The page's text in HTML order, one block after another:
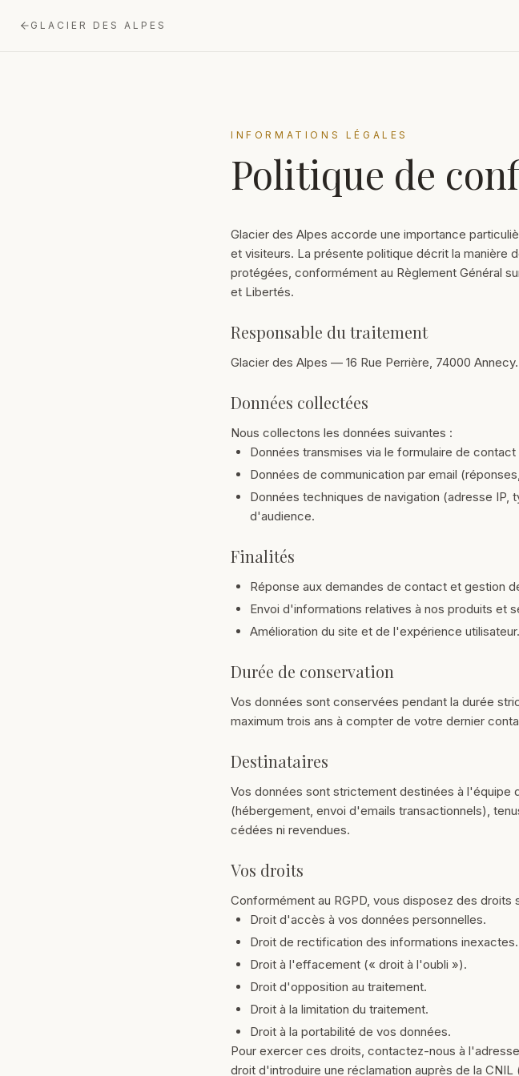
GLACIER DES ALPES
INFORMATIONS LÉGALES
Politique de
Glacier des Alpes accorde une importance
et visiteurs. La présente politique décrit la manière
protégées, conformément au Règlement Général
et Libertés.
Responsable du traitement
Glacier des Alpes — 16 Rue Perrière, 74000
Données collectées
Nous collectons les données suivantes :
Données transmises via le formulaire de
Données de communication par email
Données techniques de navigation (adresse
d'audience.
Finalités
Réponse aux demandes de contact et gestion
Envoi d'informations relatives à nos produits et
Amélioration du site et de l'expérience utilisateur.
Durée de conservation
Vos données sont conservées pendant la durée
maximum trois ans à compter de votre dernier
Destinataires
Vos données sont strictement destinées à l'équipe
(hébergement, envoi d'emails transactionnels),
cédées ni revendues.
Vos droits
Conformément au RGPD, vous disposez des droits
Droit d'accès à vos données personnelles.
Droit de rectification des informations inexactes.
Droit à l'effacement (« droit à l'oubli »).
Droit d'opposition au traitement.
Droit à la limitation du traitement.
Droit à la portabilité de vos données.
Pour exercer ces droits, contactez-nous à l'adresse
droit d'introduire une réclamation auprès de la